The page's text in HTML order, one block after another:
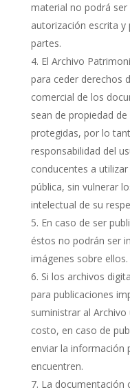
material no podrá ser
autorización escrita
partes.
El Archivo
para ceder derechos
comercial de los
sean de propiedad
protegidas, por lo
responsabilidad del
conducentes a
pública, sin vulnerar
intelectual de su
En caso de ser
éstos no podrán ser
imágenes sobre ellos.
Si los archivos
para publicaciones
suministrar al
costo, en caso de
enviar la información
encuentren.
La documentación